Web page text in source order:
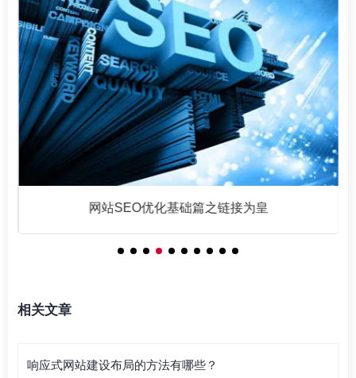
网站SEO优化基础篇之链接为皇
相关文章
响应式网站建设布局的方法有哪些？